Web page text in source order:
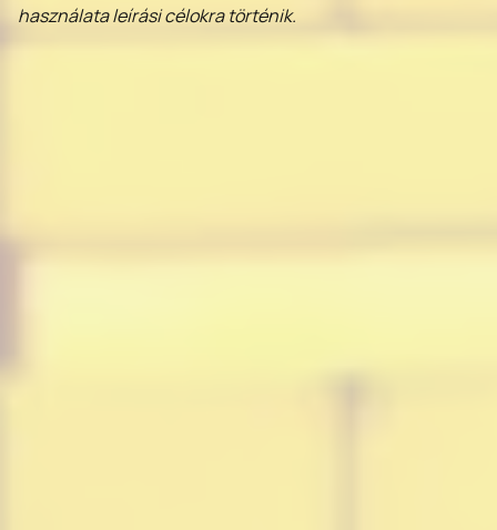
használata leírási célokra történik.